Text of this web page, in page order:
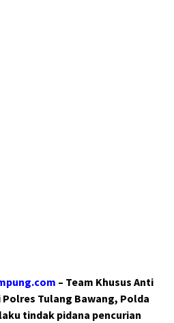
– Team Khusus Anti
Tulang Bawang, Polda
tindak pidana pencurian